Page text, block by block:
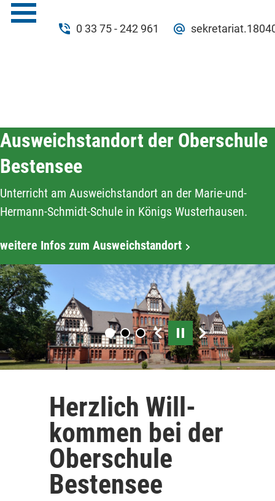
0 33 75 - 242 961
Ausweichstandort der Oberschule
Bestensee
Unterricht am Ausweichstandort an der Marie-und-
Hermann-Schmidt-Schule in Königs Wusterhausen.
weitere Infos zum Ausweichstandort
Play/Pause
Herz­lich Will­
kommen bei der
Ober­schule
Bestensee